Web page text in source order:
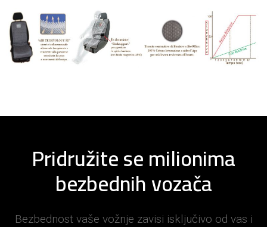
Pridružite se milionima
bezbednih vozača
Bezbednost vaše vožnje zavisi isključivo od vas i